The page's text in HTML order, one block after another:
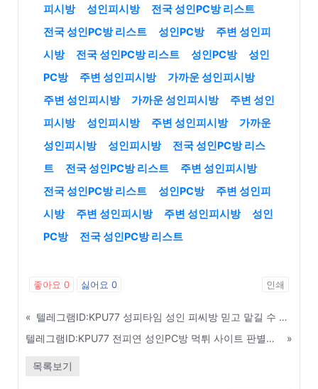
피시방
성인피시방
전국 성인PC방 리스트
전국 성인PC방 리스트
성인PC방
주변 성인피
시방
전국 성인PC방 리스트 성인PC방
성인
PC방
주변 성인피시방
가까운 성인피시방
주변 성인피시방
가까운 성인피시방
주변 성인
피시방
성인피시방 주변 성인피시방
가까운
성인피시방
성인피시방
전국 성인PC방 리스
트
전국 성인PC방 리스트
주변 성인피시방
전국 성인PC방 리스트
성인PC방
주변 성인피
시방
주변 성인피시방 주변 성인피시방
성인
PC방
전국 성인PC방 리스트
좋아요 0 싫어요 0 인쇄
«
텔레그램ID:KPU77 성피타임 성인 피씨방 믿고 맡길 수 있는 성실한 알바생 구하는 팁 - 논산
텔레그램ID:KPU77 전피연 성인PC방 먹튀 사이트 판별기 및 검증 커뮤니티 - 태안
»
목록보기